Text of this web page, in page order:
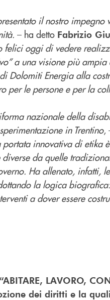
il nostro
– ha detto Fabrizio
felici oggi di vedere
a una visione più
Dolomiti Energia alla
per le persone e per la
nazionale della
in Trentino,
portata innovativa di etika
da quelle
Ha allenato, infatti,
la logica
a dover essere
LAVORO,
dei diritti e la